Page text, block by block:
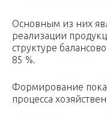
Основным из них
реализации
структуре
85 %.
Формирование
процесса